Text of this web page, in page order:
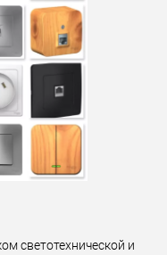
светотехнической и